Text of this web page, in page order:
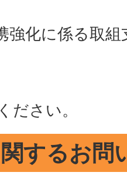
強化に係る取
ださい。
するお問